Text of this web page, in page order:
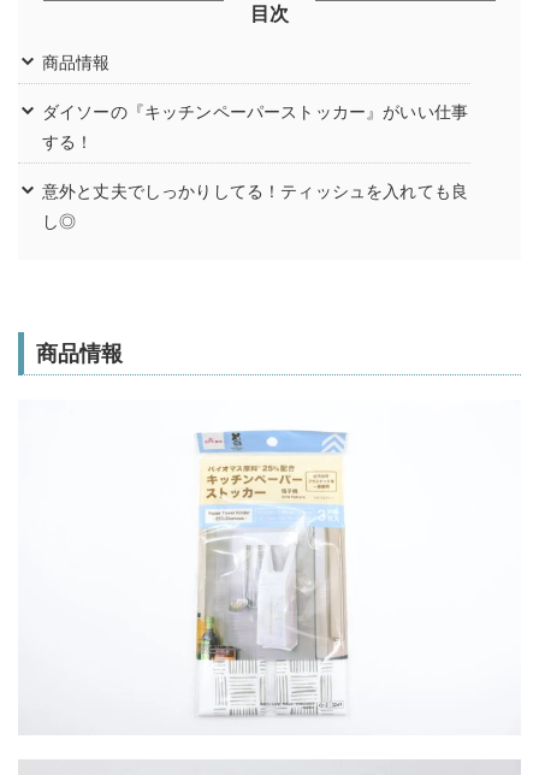
目次
商品情報
ダイソーの『キッチンペーパーストッカー』がいい仕事
する！
意外と丈夫でしっかりしてる！ティッシュを入れても良
し◎
商品情報